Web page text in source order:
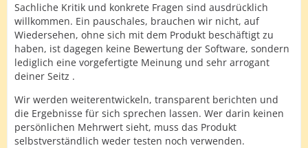
Sachliche Kritik und konkrete Fragen sind ausdrücklich
willkommen. Ein pauschales, brauchen wir nicht, auf
Wiedersehen, ohne sich mit dem Produkt beschäftigt zu
haben, ist dagegen keine Bewertung der Software, sondern
lediglich eine vorgefertigte Meinung und sehr arrogant
deiner Seitz .
Wir werden weiterentwickeln, transparent berichten und
die Ergebnisse für sich sprechen lassen. Wer darin keinen
persönlichen Mehrwert sieht, muss das Produkt
selbstverständlich weder testen noch verwenden.